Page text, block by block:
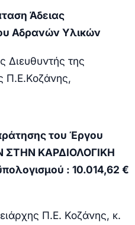
Άδειας
Αδρανών Υλικών
Διευθυντής της
Π.Ε.Κοζάνης,
του Έργου
ΚΑΡΔΙΟΛΟΓΙΚΗ
: 10.014,62 €
Π.Ε. Κοζάνης, κ.